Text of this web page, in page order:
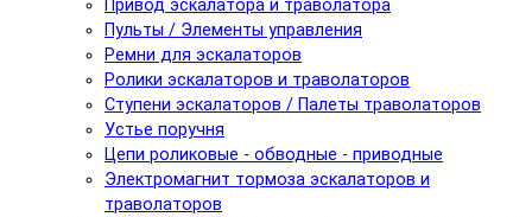
Привод эскалатора и траволатора
Пульты / Элементы управления
Ремни для эскалаторов
Ролики эскалаторов и траволаторов
Ступени эскалаторов / Палеты траволаторов
Устье поручня
Цепи роликовые - обводные - приводные
Электромагнит тормоза эскалаторов и
траволаторов